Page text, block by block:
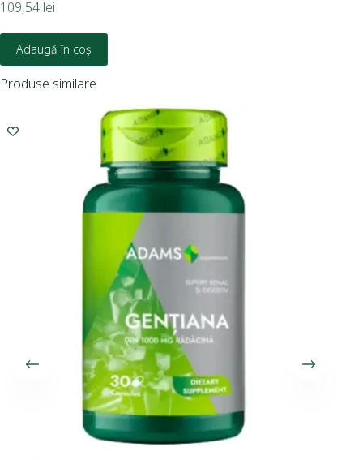
109,54 lei
Adaugă în coș
Produse similare